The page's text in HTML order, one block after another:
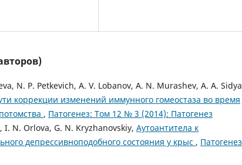
N. P. Petkevich, A. V. Lobanov, A. N. Murashev, A. A.
коррекции изменений иммунного гомеостаза во время
, Патогенез: Том 12 № 3 (2014): Патогенез
N. Orlova, G. N. Kryzhanovskiy, Аутоантитела к
депрессивноподобного состояния у крыс ,